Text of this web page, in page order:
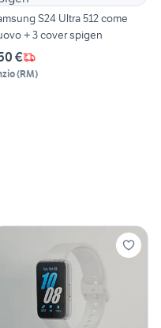
S24 Ultra 512 come
+ 3 cover spigen
€
(RM)